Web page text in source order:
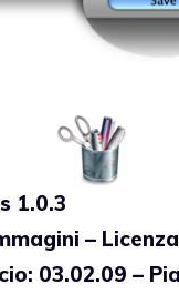
1.0.3
–
03.02.09 –